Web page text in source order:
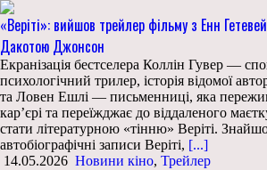
«Веріті»: вийшов трейлер фільму з Енн
Дакотою Джонсон
Екранізація бестселера Коллін Гувер —
психологічний трилер, історія відомої
та Ловен Ешлі — письменниці, яка
кар’єрі та переїжджає до віддаленого
стати літературною «тінню» Веріті.
автобіографічні записи Веріті, [...]
14.05.2026 Новини кіно, Трейлер